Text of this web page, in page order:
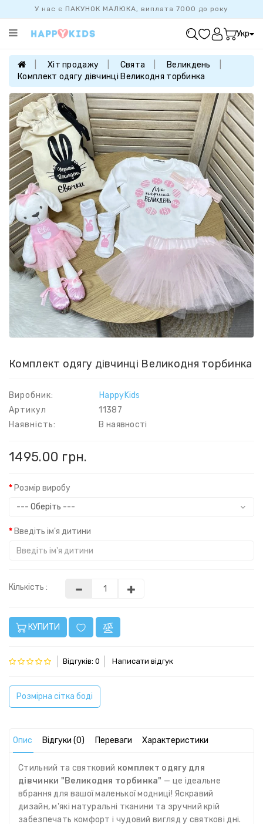
У нас є ПАКУНОК МАЛЮКА, виплата 7000 до року
Категорії
ПРОДАЖУ
БАЗОВА
КОЛЕКЦІЯ
ДІВЧАТКАМ
ХЛОПЧИКАМ
НОВОНАРОДЖЕНИМ
FAMILYLOOK
Укр
Хіт продажу Свята
Великдень
Комплект одягу дівчинці Великодня торбинка
Комплект одягу дівчинці Великодня торбинка
Виробник:
HappyKids
Артикул
11387
Наявність:
В наявності
1495.00 грн.
Розмір виробу
Введіть ім'я дитини
Кількість :
КУПИТИ
Відгуків: 0 Написати відгук
Розмірна сітка боді
Опис Відгуки (0) Переваги Характеристики
Стильний та святковий комплект одягу для
дівчинки "Великодня торбинка" — це ідеальне
вбрання для вашої маленької модниці! Яскравий
дизайн, м'які натуральні тканини та зручний крій
забезпечать комфорт і чудовий вигляд у святкові дні.